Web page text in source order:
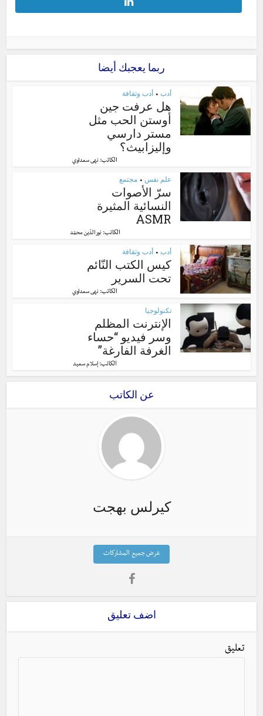
ربما يعجبك أيضا
أدب • أدب وثقافة
هل عرفت جين
أوستن الحب مثل
مستر دارسي
وإليزابيث؟
الكاتب: نهى سعداوي
علم نفس • مجتمع
سرّ الأصوات
النسائية المثيرة
ASMR
الكاتب:نور الدّين محمّد
أدب • أدب وثقافة
كيس الكتب النّائم
تحت السرير
الكاتب: نهى سعداوي
تكنولوجيا
الإنترنت المظلم
وسر فيديو “حساء
الغرفة الفارغة”
الكاتب: إسلام سعيد
عن الكاتب
كيرلس بهجت
عرض جميع المشاركات
اضف تعليق
تعليق